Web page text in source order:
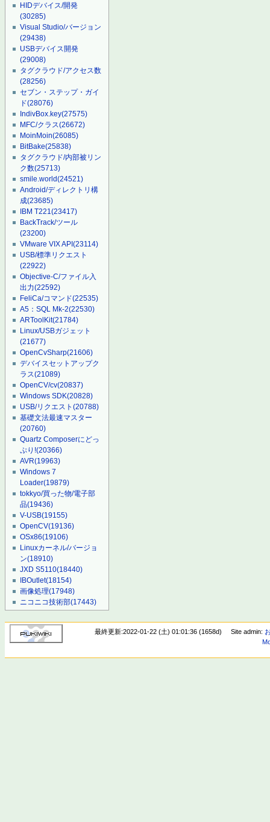
HIDデバイス/開発
(30285)
Visual Studio/バージョン
(29438)
USBデバイス開発
(29008)
タグクラウド/アクセス数
(28256)
セブン・ステップ・ガイ
ド(28076)
IndivBox.key(27575)
MFC/クラス(26672)
MoinMoin(26085)
BitBake(25838)
タグクラウド/内部被リン
ク数(25713)
smile.world(24521)
Android/ディレクトリ構
成(23685)
IBM T221(23417)
BackTrack/ツール
(23200)
VMware VIX API(23114)
USB/標準リクエスト
(22922)
Objective-C/ファイル入
出力(22592)
FeliCa/コマンド(22535)
A5：SQL Mk-2(22530)
ARToolKit(21784)
Linux/USBガジェット
(21677)
OpenCvSharp(21606)
デバイスセットアップク
ラス(21089)
OpenCV/cv(20837)
Windows SDK(20828)
USB/リクエスト(20788)
基礎文法最速マスター
(20760)
Quartz Composerにどっ
ぷり!(20366)
AVR(19963)
Windows 7
Loader(19879)
tokkyo/買った物/電子部
品(19436)
V-USB(19155)
OpenCV(19136)
OSx86(19106)
Linuxカーネル/バージョ
ン(18910)
JXD S5110(18440)
IBOutlet(18154)
画像処理(17948)
ニコニコ技術部(17443)
最終更新:2022-01-22 (土) 01:01:36 (1658d) Site admin: